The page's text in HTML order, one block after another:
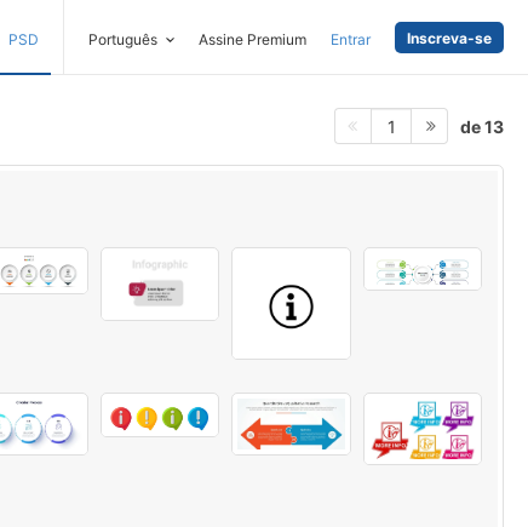
PSD Português Assine Premium Entrar Inscreva-se
1 de 13